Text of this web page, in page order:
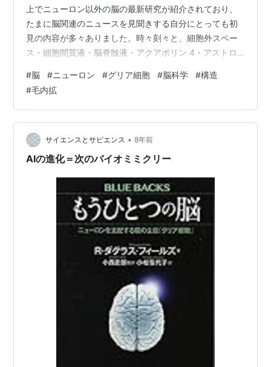
上でニューロン以外の脳の最新研究が紹介されており、
たまに脳関連のニュースを見聞きする自分にとっても初
見の内容が多々ありました。時々刻々と、細胞外スペー
ス・細胞間質液・脳脊髄液・アクアポリン 4・アストロ
ど、多くの要素が相互作用している脳内環境。近年、脳
に関連する情報がメディアやネットでも積極的に発信さ
れて「ニューロン」「シナプス」「神経伝達物質（ドー
パミンなど）」などの用語を見聞きすることも増え、一
素人でもなんとなく脳に対する漠然としたイメージがあ
りましたが、本書を読むと、そんなイメージを軽々と…
#脳 #ニューロン #グリア細胞 #脳科学 #構造
#毛内拡
サイエンスとサピエンス • 8年前
AIの進化＝次のバイオミミクリー